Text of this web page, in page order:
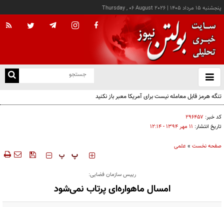
پنجشنبه ۱۵ مرداد ۱۴۰۵ |
Thursday , 06 August 2026
باز
و
تنگه هرمز قابل معامله نیست برای آمریکا معبر باز نکنید
کد خبر: ۲۹۶۴۵۷
تاریخ انتشار: ۱۱ مهر ۱۳۹۴ - ۱۲:۱۴
صفحه نخست »علمی
‍‍‍ پ پ
رییس سازمان فضایی:
امسال ماهواره‌ای پرتاب نمی‌شود